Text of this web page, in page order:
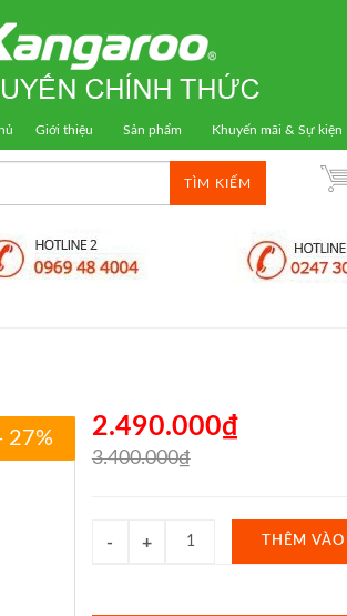
Giới thiệu Sản phẩm Khuyến mãi & Sự kiện
TÌM KIẾM
27% 2.490.000₫
3.400.000₫
THÊM VÀO